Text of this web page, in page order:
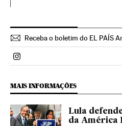
Receba o boletim do EL PAÍS
Politica El País Brasil en
MAIS INFORMAÇÕES
Lula
da América